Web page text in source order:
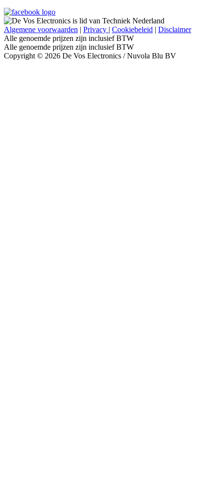
Algemene voorwaarden | Privacy | Cookiebeleid | Disclaimer
Alle genoemde prijzen zijn inclusief BTW
Alle genoemde prijzen zijn inclusief BTW
Copyright © 2026 De Vos Electronics / Nuvola Blu BV